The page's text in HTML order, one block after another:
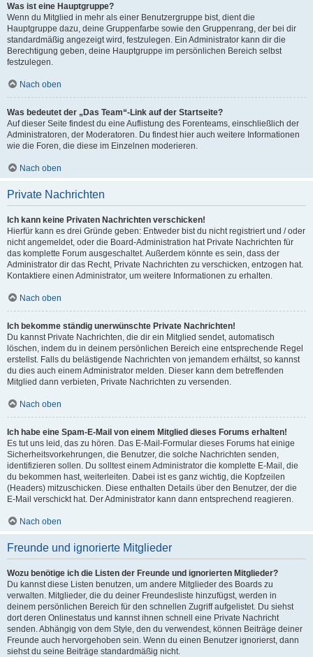
Was ist eine Hauptgruppe?
Wenn du Mitglied in mehr als einer Benutzergruppe bist, dient die
Hauptgruppe dazu, deine Gruppenfarbe sowie den Gruppenrang, der bei dir
standardmäßig angezeigt wird, festzulegen. Ein Administrator kann dir die
Berechtigung geben, deine Hauptgruppe im persönlichen Bereich selbst
festzulegen.
Nach oben
Was bedeutet der „Das Team“-Link auf der Startseite?
Auf dieser Seite findest du eine Auflistung des Forenteams, einschließlich der
Administratoren, der Moderatoren. Du findest hier auch weitere Informationen
wie die Foren, die diese im Einzelnen moderieren.
Nach oben
Private Nachrichten
Ich kann keine Privaten Nachrichten verschicken!
Hierfür kann es drei Gründe geben: Entweder bist du nicht registriert und / oder
nicht angemeldet, oder die Board-Administration hat Private Nachrichten für
das komplette Forum ausgeschaltet. Außerdem könnte es sein, dass der
Administrator dir das Recht, Private Nachrichten zu verschicken, entzogen hat.
Kontaktiere einen Administrator, um weitere Informationen zu erhalten.
Nach oben
Ich bekomme ständig unerwünschte Private Nachrichten!
Du kannst Private Nachrichten, die dir ein Mitglied sendet, automatisch
löschen, indem du in deinem persönlichen Bereich eine entsprechende Regel
erstellst. Falls du belästigende Nachrichten von jemandem erhältst, so kannst
du dies auch einem Administrator melden. Dieser kann dem betreffenden
Mitglied dann verbieten, Private Nachrichten zu versenden.
Nach oben
Ich habe eine Spam-E-Mail von einem Mitglied dieses Forums erhalten!
Es tut uns leid, das zu hören. Das E-Mail-Formular dieses Forums hat einige
Sicherheitsvorkehrungen, die Benutzer, die solche Nachrichten senden,
identifizieren sollen. Du solltest einem Administrator die komplette E-Mail, die
du bekommen hast, weiterleiten. Dabei ist es ganz wichtig, die Kopfzeilen
(Headers) mitzuschicken. Diese enthalten Details über den Benutzer, der die
E-Mail verschickt hat. Der Administrator kann dann entsprechend reagieren.
Nach oben
Freunde und ignorierte Mitglieder
Wozu benötige ich die Listen der Freunde und ignorierten Mitglieder?
Du kannst diese Listen benutzen, um andere Mitglieder des Boards zu
verwalten. Mitglieder, die du deiner Freundesliste hinzufügst, werden in
deinem persönlichen Bereich für den schnellen Zugriff aufgelistet. Du siehst
dort deren Onlinestatus und kannst ihnen schnell eine Private Nachricht
senden. Abhängig von dem Style, den du verwendest, können Beiträge deiner
Freunde auch hervorgehoben sein. Wenn du einen Benutzer ignorierst, dann
siehst du seine Beiträge standardmäßig nicht.